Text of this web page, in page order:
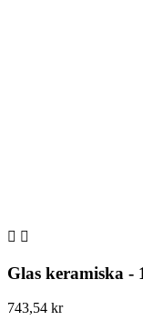
 
Glas keramiska
743,54 kr